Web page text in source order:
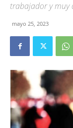
trabajador y muy
mayo 25, 2023